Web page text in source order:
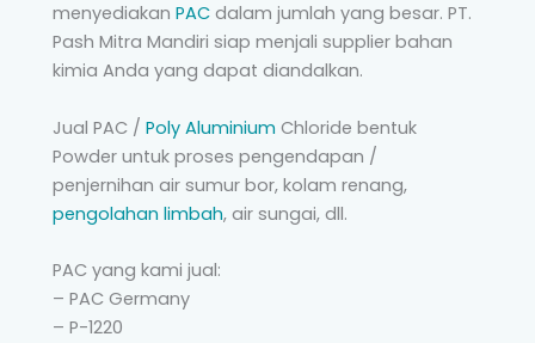
menyediakan PAC dalam jumlah yang besar. PT.
Pash Mitra Mandiri siap menjali supplier bahan
kimia Anda yang dapat diandalkan.
Jual PAC / Poly Aluminium Chloride bentuk
Powder untuk proses pengendapan /
penjernihan air sumur bor, kolam renang,
pengolahan limbah, air sungai, dll.
PAC yang kami jual:
– PAC Germany
– P-1220